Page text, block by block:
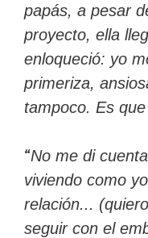
papás, a pesar
proyecto, ella
enloqueció: yo
primeriza,
tampoco. Es
“No me di
viviendo como
relación...
seguir con el